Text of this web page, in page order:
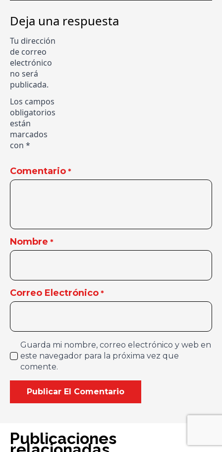
Deja una respuesta
Tu dirección
de correo
electrónico
no será
publicada.
Los campos
obligatorios
están
marcados
con *
Comentario *
Nombre *
Correo Electrónico *
Guarda mi nombre, correo electrónico y web en
este navegador para la próxima vez que
comente.
Publicaciones